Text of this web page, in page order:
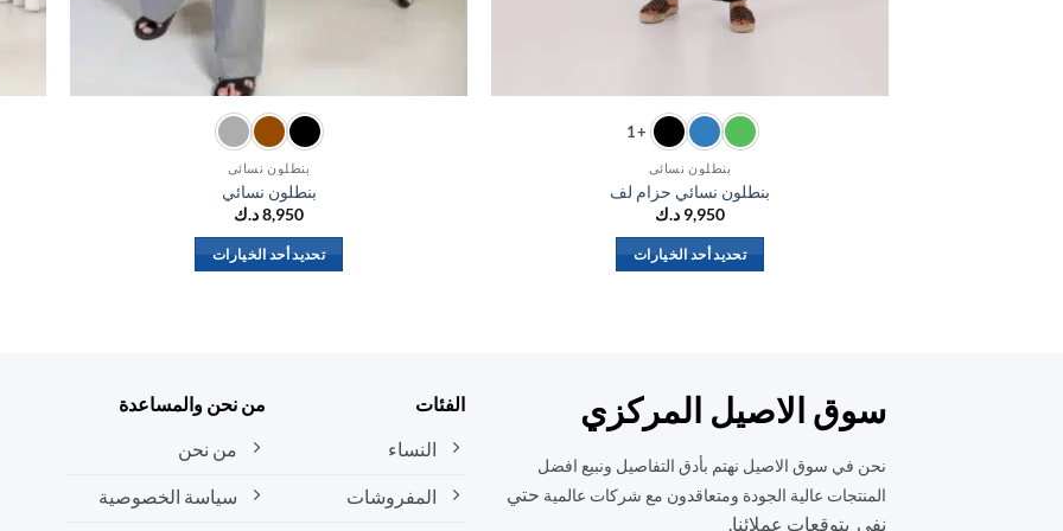
+1
بنطلون نسائي
بنطلون نسائي حزام لف
9,950 د.ك
تحديد أحد الخيارات
المختلفة
لهذا
يمكن
اختيار
بنطلون نسائي
بنطلون نسائي
8,950د.ك
تحديد أحد الخيارات
لهذا
المنتج.
اختيار
سوق الاصيل المركزي
نحن في سوق الاصيل نهتم بأدق التفاصيل ونبيع افضل
المنتجات عالية الجودة ومتعاقدون مع شركات عالمية حتي
نفي بتوقعات عملائنا.
الفئات
النساء
المفروشات
من نحن والمساعدة
من نحن
سياسة الخصوصية